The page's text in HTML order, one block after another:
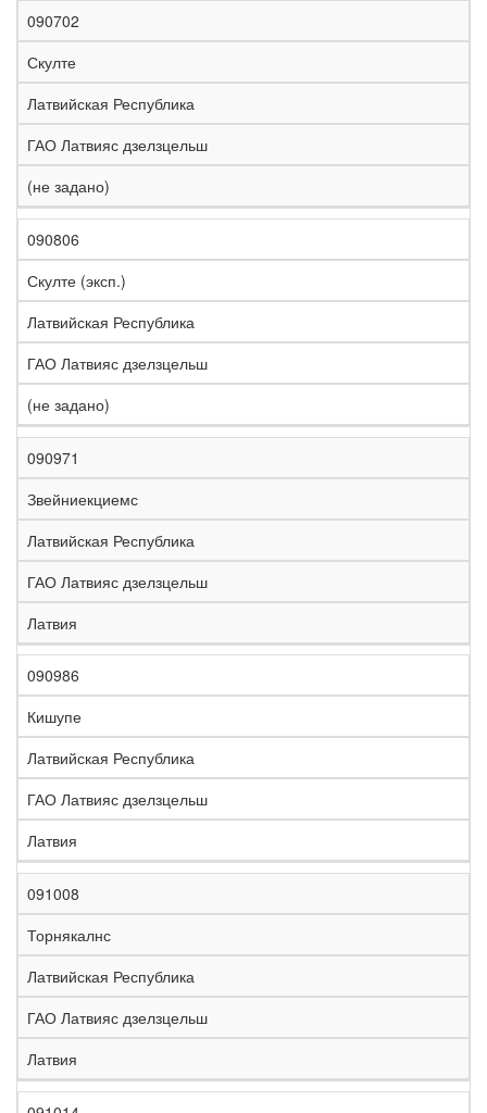
090702
Скулте
Латвийская Республика
ГАО Латвияс дзелзцельш
(не задано)
090806
Скулте (эксп.)
Латвийская Республика
ГАО Латвияс дзелзцельш
(не задано)
090971
Звейниекциемс
Латвийская Республика
ГАО Латвияс дзелзцельш
Латвия
090986
Кишупе
Латвийская Республика
ГАО Латвияс дзелзцельш
Латвия
091008
Торнякалнс
Латвийская Республика
ГАО Латвияс дзелзцельш
Латвия